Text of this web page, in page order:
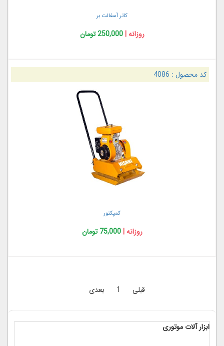
کاتر آسفالت بر
روزانه |250,000 تومان
کد محصول : 4086
کمپکتور
روزانه |75,000 تومان
قبلی 1 بعدی
ابزار آلات موتوری